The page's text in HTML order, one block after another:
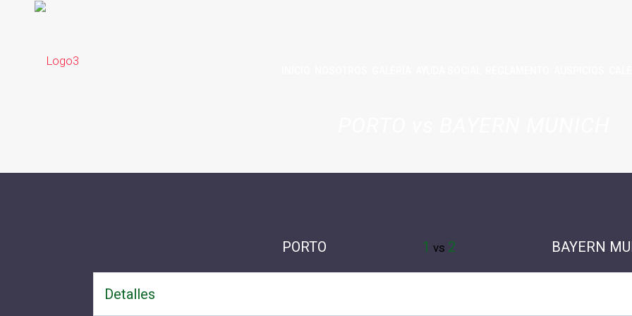
PORTO 1 vs 2 BAYERN
Detalles